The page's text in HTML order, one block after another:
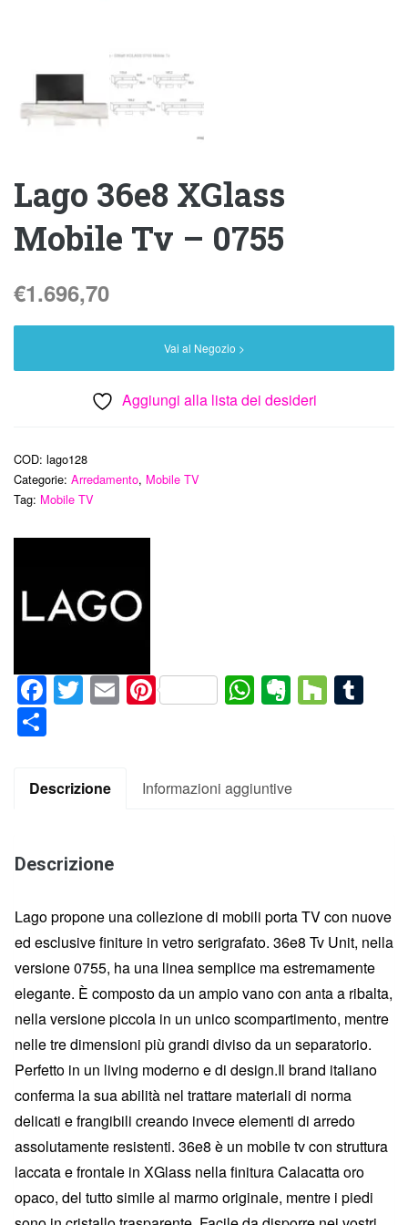
Lago 36e8 XGlass
Mobile Tv – 0755
€1.696,70
Vai al Negozio >
Aggiungi alla lista dei desideri
COD: lago128
Categorie: Arredamento, Mobile TV
Tag: Mobile TV
Facebook
Twitter
EmailPinterestWhatsApp
Evernote
Descrizione Informazioni aggiuntive
Descrizione
Lago propone una collezione di mobili porta TV con nuove
ed esclusive finiture in vetro serigrafato. 36e8 Tv Unit, nella
versione 0755, ha una linea semplice ma estremamente
elegante. È composto da un ampio vano con anta a ribalta,
nella versione piccola in un unico scompartimento, mentre
nelle tre dimensioni più grandi diviso da un separatorio.
Perfetto in un living moderno e di design.Il brand italiano
conferma la sua abilità nel trattare materiali di norma
delicati e frangibili creando invece elementi di arredo
assolutamente resistenti. 36e8 è un mobile tv con struttura
laccata e frontale in XGlass nella finitura Calacatta oro
opaco, del tutto simile al marmo originale, mentre i piedi